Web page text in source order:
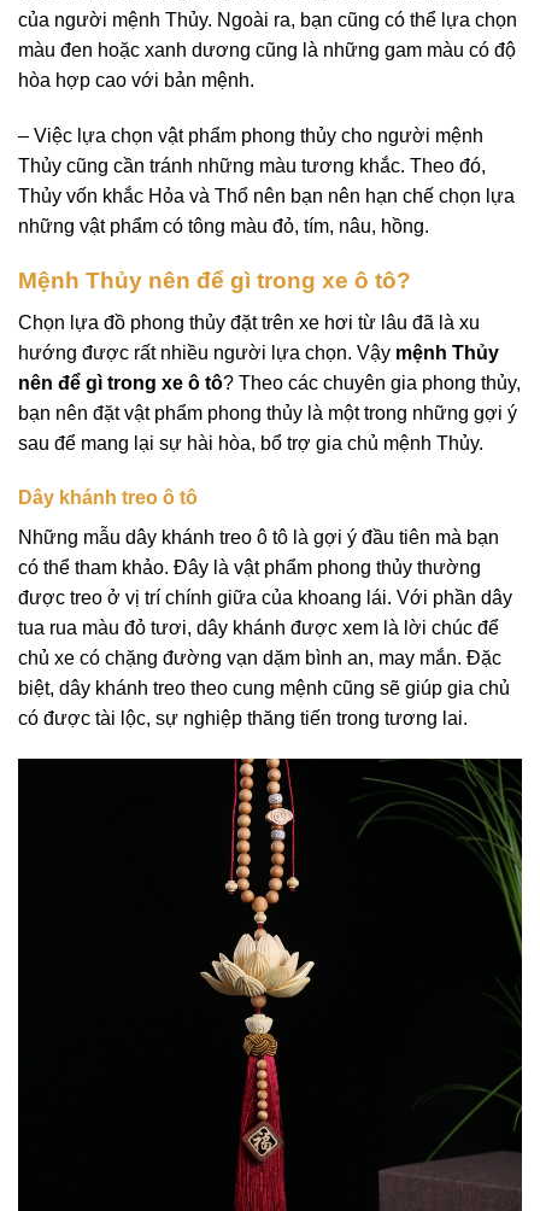
của người mệnh Thủy. Ngoài ra, bạn cũng có thể lựa chọn
màu đen hoặc xanh dương cũng là những gam màu có độ
hòa hợp cao với bản mệnh.
– Việc lựa chọn vật phẩm phong thủy cho người mệnh
Thủy cũng cần tránh những màu tương khắc. Theo đó,
Thủy vốn khắc Hỏa và Thổ nên bạn nên hạn chế chọn lựa
những vật phẩm có tông màu đỏ, tím, nâu, hồng.
Mệnh Thủy nên để gì trong xe ô tô?
Chọn lựa đồ phong thủy đặt trên xe hơi từ lâu đã là xu
hướng được rất nhiều người lựa chọn. Vậy mệnh Thủy
nên để gì trong xe ô tô? Theo các chuyên gia phong thủy,
bạn nên đặt vật phẩm phong thủy là một trong những gợi ý
sau để mang lại sự hài hòa, bổ trợ gia chủ mệnh Thủy.
Dây khánh treo ô tô
Những mẫu dây khánh treo ô tô là gợi ý đầu tiên mà bạn
có thể tham khảo. Đây là vật phẩm phong thủy thường
được treo ở vị trí chính giữa của khoang lái. Với phần dây
tua rua màu đỏ tươi, dây khánh được xem là lời chúc để
chủ xe có chặng đường vạn dặm bình an, may mắn. Đặc
biệt, dây khánh treo theo cung mệnh cũng sẽ giúp gia chủ
có được tài lộc, sự nghiệp thăng tiến trong tương lai.